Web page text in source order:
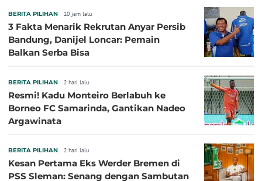
BERITA PILIHAN 10 jam lalu
3 Fakta Menarik Rekrutan Anyar Persib
Bandung, Danijel Loncar: Pemain
Balkan Serba Bisa
BERITA PILIHAN 2 hari lalu
Resmi! Kadu Monteiro Berlabuh ke
Borneo FC Samarinda, Gantikan Nadeo
Argawinata
BERITA PILIHAN 2 hari lalu
Kesan Pertama Eks Werder Bremen di
PSS Sleman: Senang dengan Sambutan